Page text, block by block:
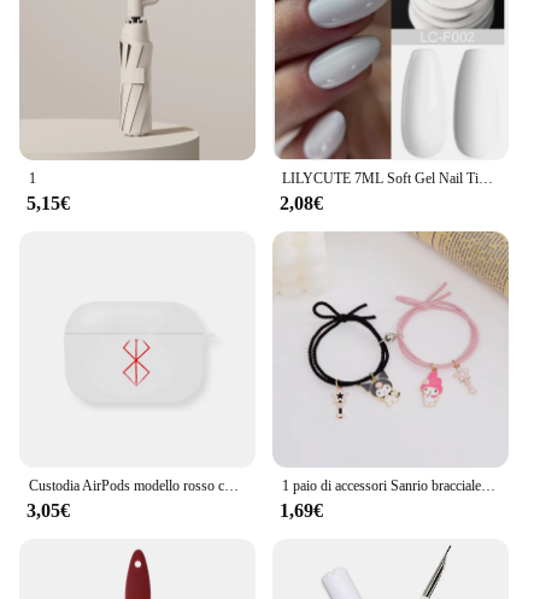
1
5,15€
LILYCUTE 7ML Soft Gel Nail Tips colla adesiva 3 IN 1 Clear Fake Nail Extension Function Gel adesivo per unghie Manicure a lunga durata
2,08€
Custodia AirPods modello rosso custodia nera bianca per auricolare per Airpods 1 2 Airpods3 per Airpods Pro2 custodia regalo per Boyfriend Men
3,05€
1 paio di accessori Sanrio braccialetto Kuromi Melody magnetico piccolo elastico coppia fidanzata cartone animato regalo per ragazza in lega di alluminio
1,69€